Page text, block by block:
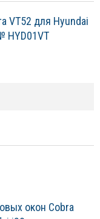
VT52 для Hyundai
HYD01VT
окон Cobra